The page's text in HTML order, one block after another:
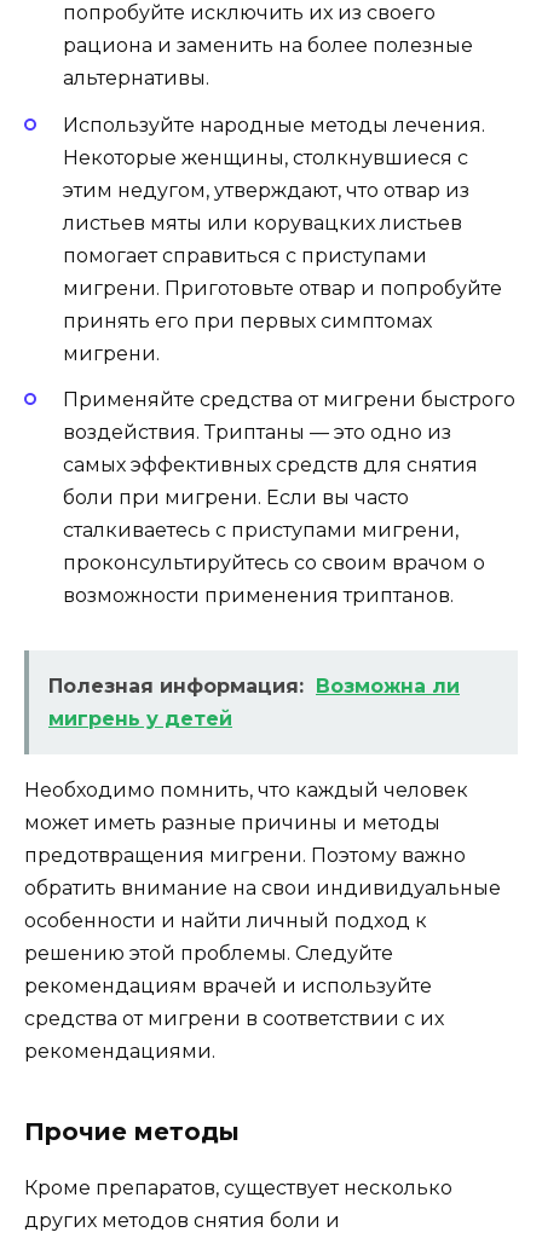
попробуйте исключить их из своего
рациона и заменить на более полезные
альтернативы.
Используйте народные методы лечения.
Некоторые женщины, столкнувшиеся с
этим недугом, утверждают, что отвар из
листьев мяты или корувацких листьев
помогает справиться с приступами
мигрени. Приготовьте отвар и попробуйте
принять его при первых симптомах
мигрени.
Применяйте средства от мигрени быстрого
воздействия. Триптаны — это одно из
самых эффективных средств для снятия
боли при мигрени. Если вы часто
сталкиваетесь с приступами мигрени,
проконсультируйтесь со своим врачом о
возможности применения триптанов.
Полезная информация: Возможна ли
мигрень у детей
Необходимо помнить, что каждый человек
может иметь разные причины и методы
предотвращения мигрени. Поэтому важно
обратить внимание на свои индивидуальные
особенности и найти личный подход к
решению этой проблемы. Следуйте
рекомендациям врачей и используйте
средства от мигрени в соответствии с их
рекомендациями.
Прочие методы
Кроме препаратов, существует несколько
других методов снятия боли и